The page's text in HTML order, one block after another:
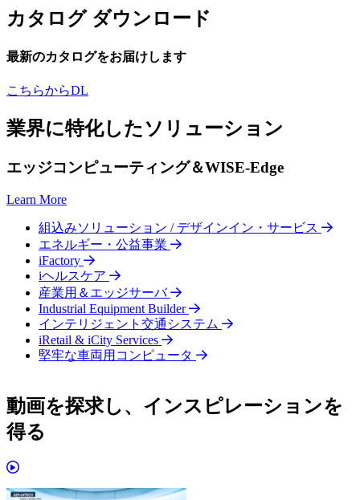
カタログ ダウンロード
最新のカタログをお届けします
こちらからDL
業界に特化したソリューション
エッジコンピューティング＆WISE-Edge
Learn More
組込みソリューション / デザインイン・サービス
エネルギー・公益事業
iFactory
iヘルスケア
産業用＆エッジサーバ
Industrial Equipment Builder
インテリジェント交通システム
iRetail & iCity Services
堅牢な車両用コンピュータ
動画を探求し、インスピレーションを
得る